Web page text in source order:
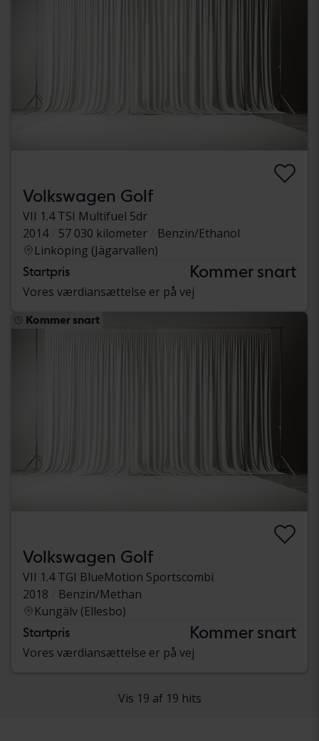
Volkswagen Golf
VII 1.4 TSI Multifuel 5dr
2014
57 030 kilometer
Benzin/Ethanol
Linköping (Jägarvallen)
Startpris Kommer snart
Vores værdiansættelse er på vej
Kommer snart
Volkswagen Golf
VII 1.4 TGI BlueMotion Sportscombi
2018
Benzin/Methan
Kungälv (Ellesbo)
Startpris Kommer snart
Vores værdiansættelse er på vej
Vis 19 af 19 hits